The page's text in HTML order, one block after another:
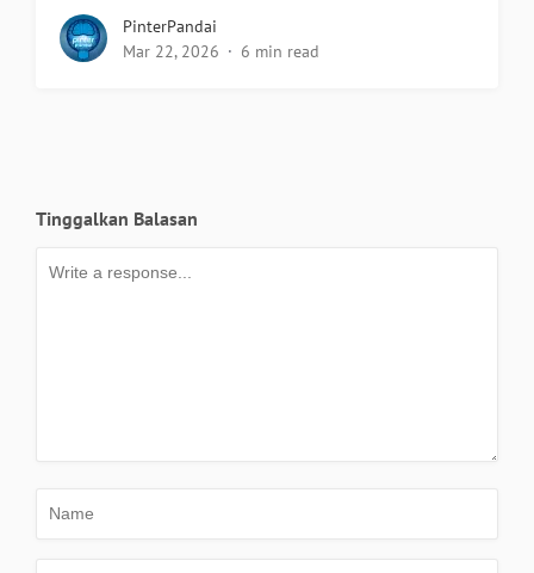
PinterPandai
Mar 22, 2026
6 min read
Tinggalkan Balasan